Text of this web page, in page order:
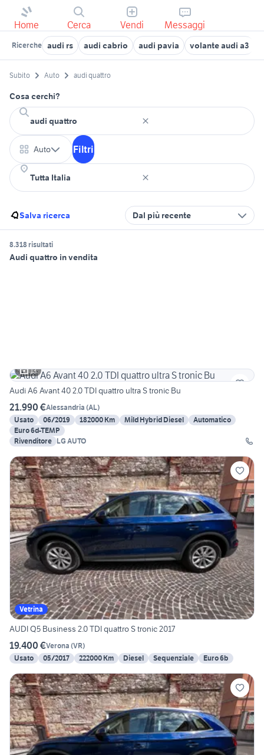
Home Cerca Vendi Messaggi
Ricerche audi rs audi cabrio audi pavia volante audi a3
Subito Auto audi quattro
Cosa cerchi?
Auto Filtri
Salva ricerca Dal più recente
8.318 risultati
Audi quattro in vendita
13
Audi A6 Avant 40 2.0 TDI quattro ultra S tronic Bu
21.990 €Alessandria (AL)
Usato
06/2019 182000 Km Mild Hybrid Diesel
Automatico
Euro 6d-TEMP
Rivenditore LG AUTO
Vetrina
AUDI Q5 Business 2.0 TDI quattro S tronic 2017
19.400 €Verona (VR)
Usato
05/2017 222000 Km Diesel Sequenziale Euro 6b